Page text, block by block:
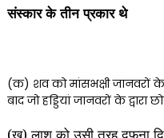
संस्कार के तीन प्रकार थे
(क) शव को मांसभक्षी जानवरों
बाद जो हड्डियां जानवरों के द्वारा
(ख) लाश को उसी तरह दफना